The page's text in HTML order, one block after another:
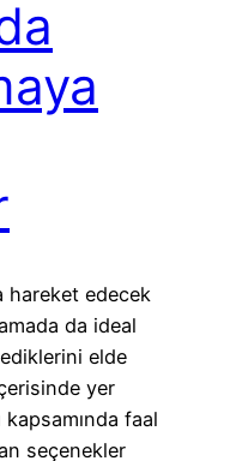
hareket edecek
da ideal
elde
yer
kapsamında faal
seçenekler